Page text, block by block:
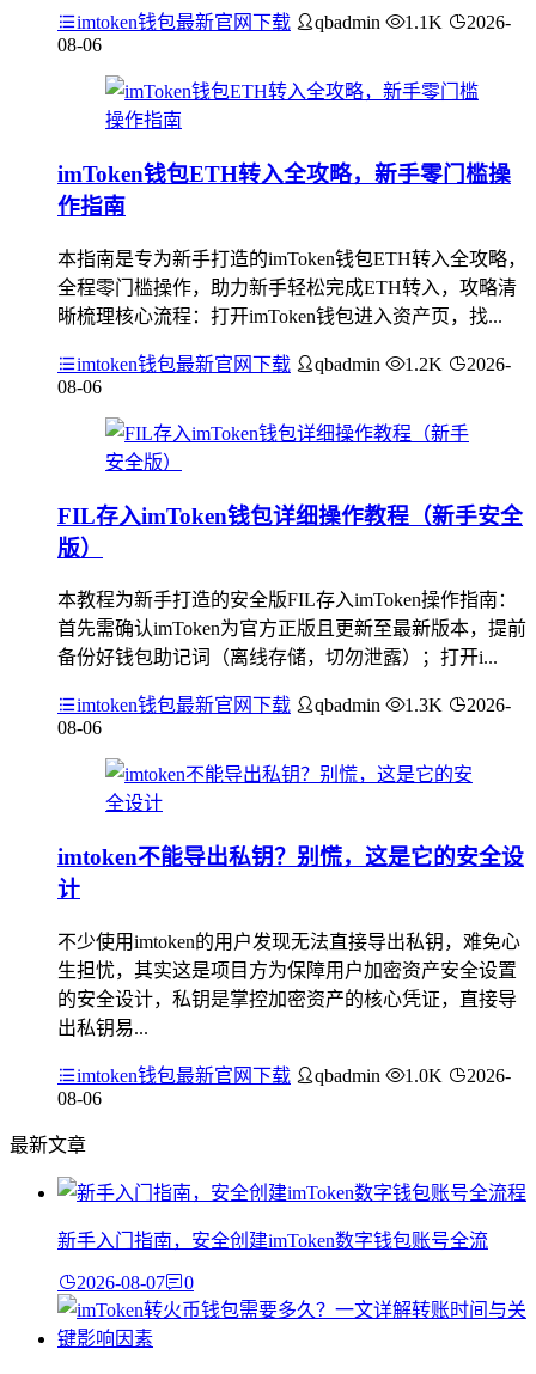
imtoken钱包最新官网下载 qbadmin 1.1K
2026-
08-06
imToken钱包ETH转入全攻略，新手零门槛操
作指南
本指南是专为新手打造的imToken钱包ETH转入全攻略，
全程零门槛操作，助力新手轻松完成ETH转入，攻略清
晰梳理核心流程：打开imToken钱包进入资产页，找...
imtoken钱包最新官网下载 qbadmin 1.2K
2026-
08-06
FIL存入imToken钱包详细操作教程（新手安全
版）
本教程为新手打造的安全版FIL存入imToken操作指南：
首先需确认imToken为官方正版且更新至最新版本，提前
备份好钱包助记词（离线存储，切勿泄露）；打开i...
imtoken钱包最新官网下载 qbadmin 1.3K
2026-
08-06
imtoken不能导出私钥？别慌，这是它的安全设
计
不少使用imtoken的用户发现无法直接导出私钥，难免心
生担忧，其实这是项目方为保障用户加密资产安全设置
的安全设计，私钥是掌控加密资产的核心凭证，直接导
出私钥易...
imtoken钱包最新官网下载 qbadmin 1.0K
2026-
08-06
最新文章
新手入门指南，安全创建imToken数字钱包账号全流
2026-08-07 0